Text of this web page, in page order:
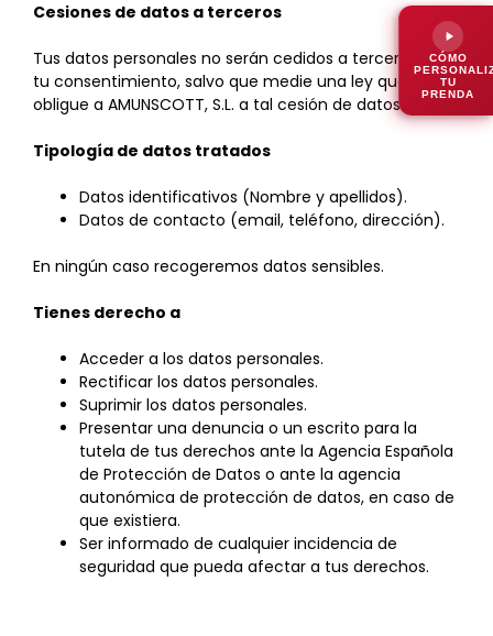
Cesiones de datos a terceros
Tus datos personales no serán cedidos a terceros sin
tu consentimiento, salvo que medie una ley que
obligue a AMUNSCOTT, S.L. a tal cesión de datos.
Tipología de datos tratados
Datos identificativos (Nombre y apellidos).
Datos de contacto (email, teléfono, dirección).
En ningún caso recogeremos datos sensibles.
Tienes derecho a
Acceder a los datos personales.
Rectificar los datos personales.
Suprimir los datos personales.
Presentar una denuncia o un escrito para la
tutela de tus derechos ante la Agencia Española
de Protección de Datos o ante la agencia
autonómica de protección de datos, en caso de
que existiera.
Ser informado de cualquier incidencia de
seguridad que pueda afectar a tus derechos.
CÓMO
TU
PRENDA